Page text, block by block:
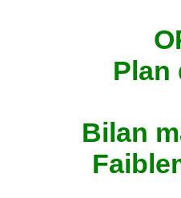
Plan
Bilan